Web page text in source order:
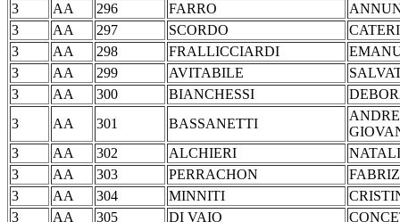
3
AA 296 FARRO
3
AA 297 SCORDO
3
AA 298 FRALLICCIARDI
3
AA 299 AVITABILE
3
AA 300 BIANCHESSI
3
AA 301 BASSANETTI
3
AA 302 ALCHIERI
3
AA 303 PERRACHON
3
AA 304 MINNITI
3
AA 305 DI VAIO